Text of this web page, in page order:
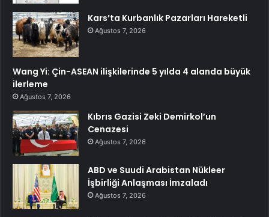
Kars’ta Kurbanlık Pazarları Hareketli
Ağustos 7, 2026
Wang Yi: Çin-ASEAN ilişkilerinde 5 yılda 4 alanda büyük
ilerleme
Ağustos 7, 2026
Kıbrıs Gazisi Zeki Demirkol’un
Cenazesi
Ağustos 7, 2026
ABD ve Suudi Arabistan Nükleer
İşbirliği Anlaşması İmzaladı
Ağustos 7, 2026